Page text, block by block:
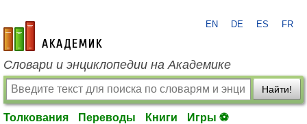
academic.ru
EN DE ES FR
Словари и энциклопедии на Академике
Найти!
Толкования Переводы Книги Игры ⚽